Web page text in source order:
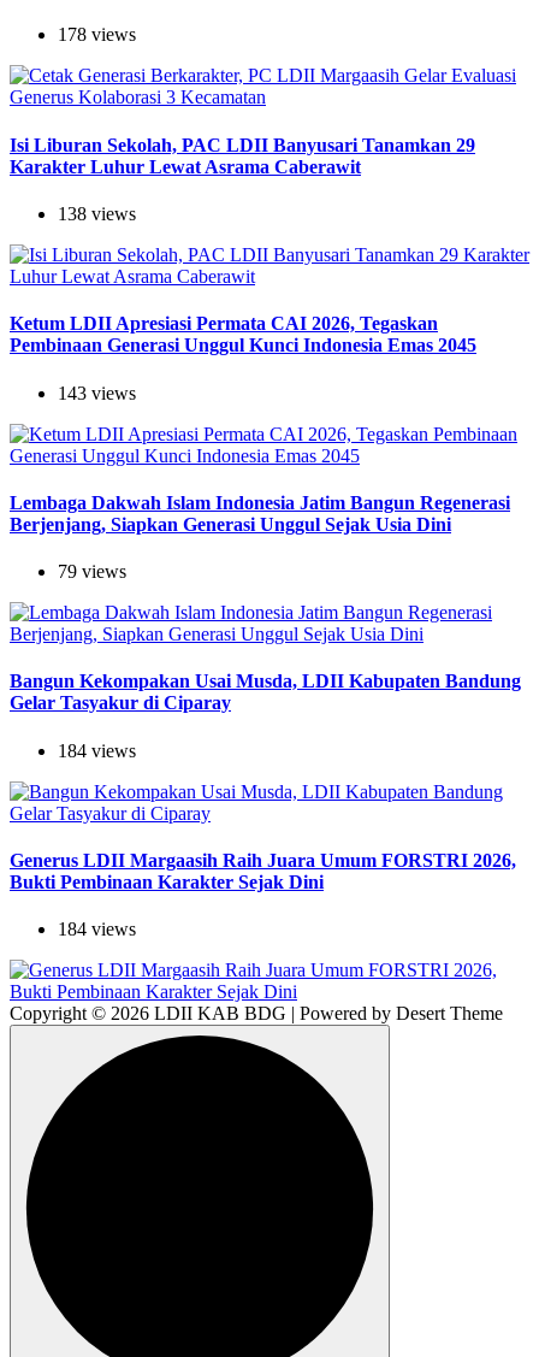
178 views
Isi Liburan Sekolah, PAC LDII Banyusari Tanamkan 29
Karakter Luhur Lewat Asrama Caberawit
138 views
Ketum LDII Apresiasi Permata CAI 2026, Tegaskan
Pembinaan Generasi Unggul Kunci Indonesia Emas 2045
143 views
Lembaga Dakwah Islam Indonesia Jatim Bangun Regenerasi
Berjenjang, Siapkan Generasi Unggul Sejak Usia Dini
79 views
Bangun Kekompakan Usai Musda, LDII Kabupaten Bandung
Gelar Tasyakur di Ciparay
184 views
Generus LDII Margaasih Raih Juara Umum FORSTRI 2026,
Bukti Pembinaan Karakter Sejak Dini
184 views
Copyright © 2026 LDII KAB BDG | Powered by Desert Theme